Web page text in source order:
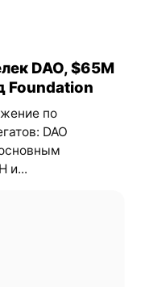
DAO, $65M
Foundation
по
DAO
и...